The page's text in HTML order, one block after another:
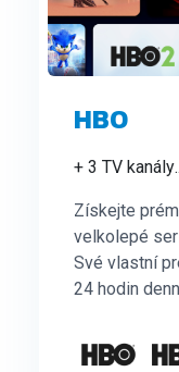
HBO
+ 3 TV kanály
Získejte
velkolepé
Své vlastní
24 hodin